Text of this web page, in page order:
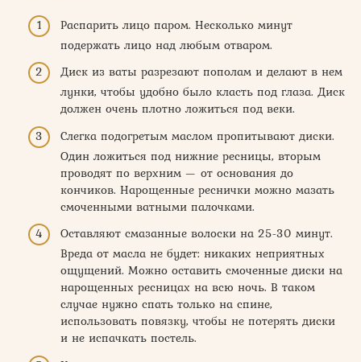
Распарить лицо паром. Несколько минут
подержать лицо над любым отваром.
Диск из ваты разрезают пополам и делают в нем
лунки, чтобы удобно было класть под глаза. Диск
должен очень плотно ложиться под веки.
Слегка подогретым маслом пропитывают диски.
Один ложиться под нижние ресницы, вторым
проводят по верхним — от основания до
кончиков. Нарощенные реснички можно мазать
смоченными ватными палочками.
Оставляют смазанные волоски на 25-30 минут.
Вреда от масла не будет: никаких неприятных
ощущений. Можно оставить смоченные диски на
нарощенных ресницах на всю ночь. В таком
случае нужно спать только на спине,
использовать повязку, чтобы не потерять диски
и не испачкать постель.